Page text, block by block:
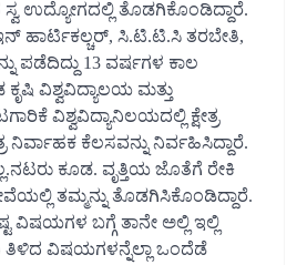
ಸ್ವ ಉದ್ಯೋಗದಲ್ಲಿ ತೊಡಗಿಕೊಂಡಿದ್ದಾರೆ.
ಹಾರ್ಟಿಕಲ್ಚರ್, ಸಿ.ಟಿ.ಟಿ.ಸಿ ತರಬೇತಿ,
ಪಡೆದಿದ್ದು 13 ವರ್ಷಗಳ ಕಾಲ
ವಿಶ್ವವಿದ್ಯಾಲಯ ಮತ್ತು
ವಿಶ್ವವಿದ್ಯಾನಿಲಯದಲ್ಲಿ ಕ್ಷೇತ್ರ
ಕೆಲಸವನ್ನು ನಿರ್ವಹಿಸಿದ್ದಾರೆ.
ಕೂಡ. ವೃತ್ತಿಯ ಜೊತೆಗೆ ರೇಕಿ
ತಮ್ಮನ್ನು ತೊಡಗಿಸಿಕೊಂಡಿದ್ದಾರೆ.
ವಿಷಯಗಳ ಬಗ್ಗೆ ತಾನೇ ಅಲ್ಲಿ ಇಲ್ಲಿ
ವಿಷಯಗಳನ್ನೆಲ್ಲಾ ಒಂದೆಡೆ